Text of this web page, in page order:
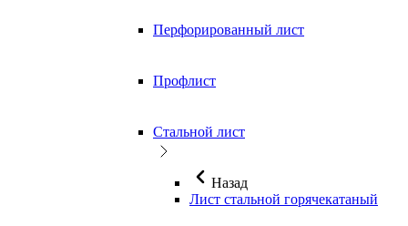
Перфорированный лист
Профлист
Стальной лист
Назад
Лист стальной горячекатаный